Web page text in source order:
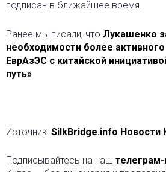
подписан в ближайшее время.
Ранее мы писали, что Лукашенко
необходимости более
ЕврАзЭС с китайской
путь»
Источник: SilkBridge.info Новости
Подписывайтесь на наш телеграм-